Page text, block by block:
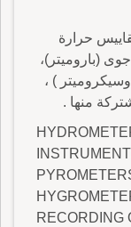
حرارة
(باروميتر)،
) ،
منها .
RECORDING